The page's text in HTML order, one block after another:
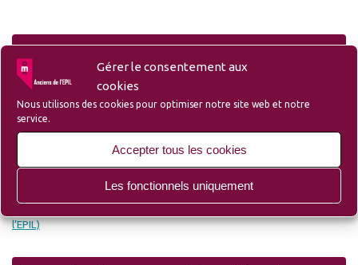
Gérer le consentement aux
cookies
Nous utilisons des cookies pour optimiser notre site web et notre
service.
Accepter tous les cookies
Les fonctionnels uniquement
Liens
– Site du Groupe Ozanam-EPIL-Campus
– Site Lille d’Antan (Ecole des Mécaniciens avant
l’EPIL)